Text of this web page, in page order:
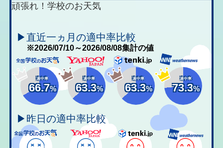
頑張れ！学校のお天気
▶直近一ヵ月の適中率比較
※2026/07/10～2026/08/08集計の値
適中率
66.7%
適中率
63.3%
適中率
63.3%
適中率
73.3%
▶昨日の適中率比較